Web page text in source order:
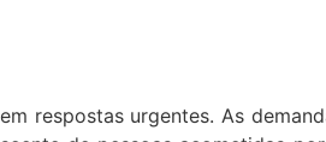
respostas urgentes. As